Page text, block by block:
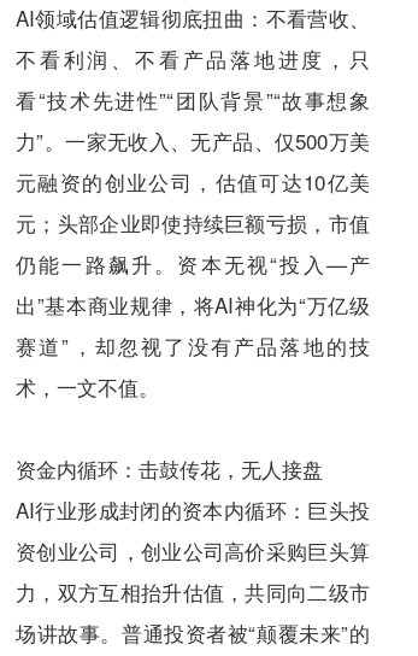
AI领域估值逻辑彻底扭曲：不看营收、
不看利润、不看产品落地进度，只
看“技术先进性”“团队背景”“故事想象
力”。一家无收入、无产品、仅500万美
元融资的创业公司，估值可达10亿美
元；头部企业即使持续巨额亏损，市值
仍能一路飙升。资本无视“投入—产
出”基本商业规律，将AI神化为“万亿级
赛道”，却忽视了没有产品落地的技
术，一文不值。
资金内循环：击鼓传花，无人接盘
AI行业形成封闭的资本内循环：巨头投
资创业公司，创业公司高价采购巨头算
力，双方互相抬升估值，共同向二级市
场讲故事。普通投资者被“颠覆未来”的